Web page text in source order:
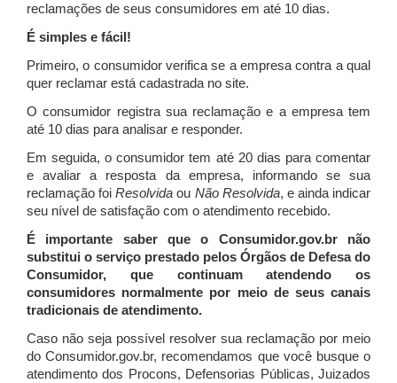
reclamações de seus consumidores em até 10 dias.
É simples e fácil!
Primeiro, o consumidor verifica se a empresa contra a qual
quer reclamar está cadastrada no site.
O consumidor registra sua reclamação e a empresa tem
até 10 dias para analisar e responder.
Em seguida, o consumidor tem até 20 dias para comentar
e avaliar a resposta da empresa, informando se sua
reclamação foiResolvida ou Não Resolvida, e ainda indicar
seu nível de satisfação com o atendimento recebido.
É importante saber que o Consumidor.gov.br não
substitui o serviço prestado pelos Órgãos de Defesa do
Consumidor, que continuam atendendo os
consumidores normalmente por meio de seus canais
tradicionais de atendimento.
Caso não seja possível resolver sua reclamação por meio
do Consumidor.gov.br, recomendamos que você busque o
atendimento dos Procons, Defensorias Públicas, Juizados